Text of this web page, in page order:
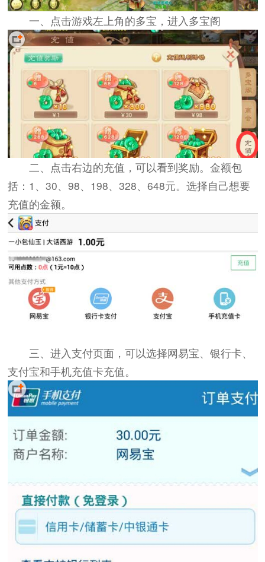
一、点击游戏左上角的多宝，进入多宝阁
二、点击右边的充值，可以看到奖励。金额包
括：1、30、98、198、328、648元。选择自己想要
充值的金额。
三、进入支付页面，可以选择网易宝、银行卡、
支付宝和手机充值卡充值。